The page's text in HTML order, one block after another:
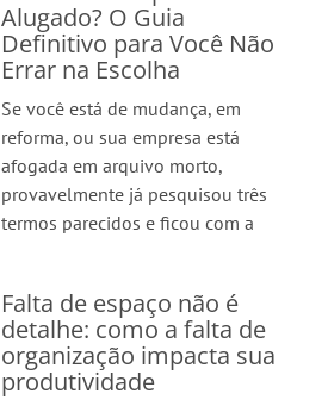
Alugado? O Guia
Definitivo para Você Não
Errar na Escolha
Se você está de mudança, em
reforma, ou sua empresa está
afogada em arquivo morto,
provavelmente já pesquisou três
termos parecidos e ficou com a
Falta de espaço não é
detalhe: como a falta de
organização impacta sua
produtividade